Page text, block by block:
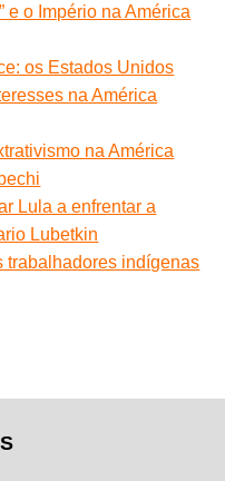
e o Império na América
os Estados Unidos
na América
na América
Lula a enfrentar a
Lubetkin
trabalhadores indígenas